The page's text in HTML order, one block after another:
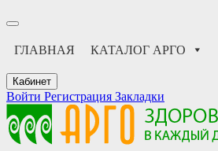
ГЛАВНАЯ КАТАЛОГ АРГО
Кабинет
Войти Регистрация Закладки